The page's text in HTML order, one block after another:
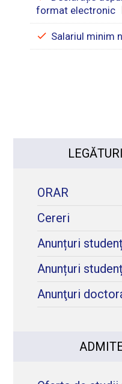
format electronic
Salariul minim
ORAR
Cereri
Anunțuri
Anunțuri
Anunţuri